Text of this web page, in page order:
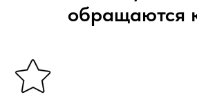
обращаются